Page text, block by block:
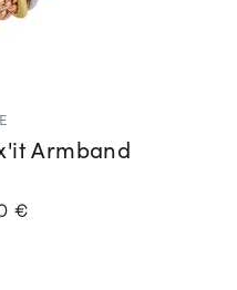
Armband
€